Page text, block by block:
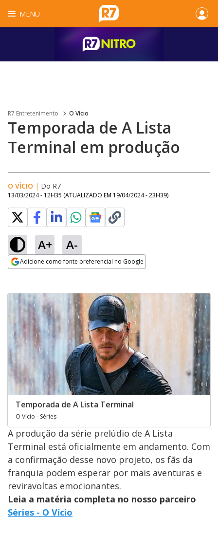
MENU
R7 Entretenimento O Vício
Temporada de A Lista
Terminal em produção
O VÍCIO | Do R7
13/03/2024 - 12H35 (ATUALIZADO EM 19/04/2024 - 23H39)
A+ A-
Adicione como fonte preferencial no Google
Temporada de A Lista Terminal
O Vício - Séries
A produção da série prelúdio de A Lista
Terminal está oficialmente em andamento. Com
a confirmação desse novo projeto, os fãs da
franquia podem esperar por mais aventuras e
reviravoltas emocionantes.
Leia a matéria completa no nosso parceiro
Séries - O Vício